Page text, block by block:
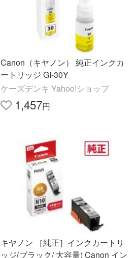
Canon（キヤノン） 純正インクカ
ートリッジ GI-30Y
ケーズデンキ Yahoo!ショップ
1,457円
キヤノン ［純正］インクカートリ
ッジ(ブラック/ 大容量) Canon イン